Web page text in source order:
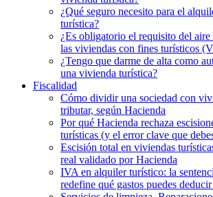
¿Qué seguro necesito para el
turística?
¿Es obligatorio el requisito del
las viviendas con fines turísticos
¿Tengo que darme de alta como
una vivienda turística?
Fiscalidad
Cómo dividir una sociedad con
tributar, según Hacienda
Por qué Hacienda rechaza
turísticas (y el error clave que
Escisión total en viviendas
real validado por Hacienda
IVA en alquiler turístico: la
redefine qué gastos puedes